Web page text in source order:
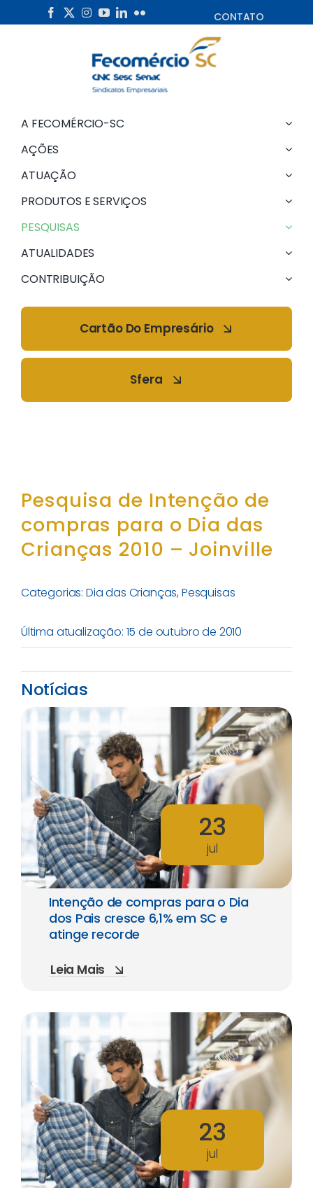
to
CONTATO
A FECOMÉRCIO-SC
AÇÕES
ATUAÇÃO
PRODUTOS E SERVIÇOS
PESQUISAS
ATUALIDADES
CONTRIBUIÇÃO
Cartão Do Empresário
Sfera
Pesquisa de Intenção de
compras para o Dia das
Crianças 2010 – Joinville
Categorias: Dia das Crianças,Pesquisas
Última atualização: 15 de outubro de 2010
Notícias
23
jul
Intenção de compras para o Dia
dos Pais cresce 6,1% em SC e
atinge recorde
Leia Mais
23
jul